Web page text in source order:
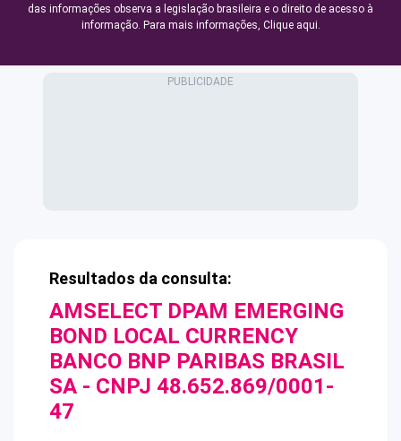
das informações observa a legislação brasileira e o direito de acesso à
informação. Para mais informações, Clique aqui.
Resultados da consulta:
AMSELECT DPAM EMERGING
BOND LOCAL CURRENCY
BANCO BNP PARIBAS BRASIL
SA - CNPJ 48.652.869/0001-
47